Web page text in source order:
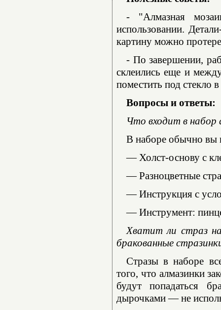
- "Алмазная
использовании.
картину можно
- По завершении,
склеились еще и
поместить под стекло
Вопросы и ответы:
Что входит в набор
В наборе обычно вы
— Холст-основу с
— Разноцветные
— Инструкция с
— Инструмент:
Хватит ли страз
бракованные
Стразы в наборе
того, что алмазинки
будут попадаться
дырочками — не